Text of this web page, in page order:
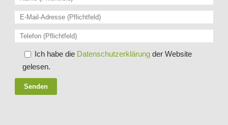
Bitte lasse dieses Feld leer.
Ich habe die Datenschutzerklärung der Website
gelesen.